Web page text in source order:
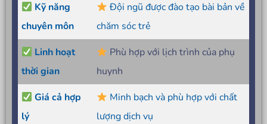
Kỹ năng
chuyên môn
Đội ngũ được đào tạo bài bản về
chăm sóc trẻ
Linh hoạt
thời gian
Phù hợp với lịch trình của phụ
huynh
Giá cả hợp
lý
Minh bạch và phù hợp với chất
lượng dịch vụ